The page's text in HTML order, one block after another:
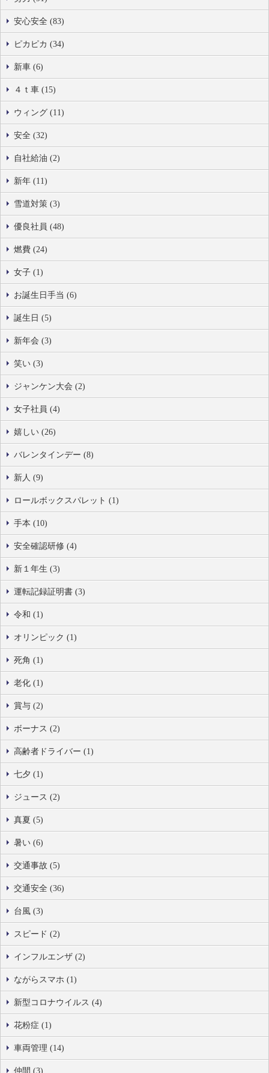
安心安全 (83)
ピカピカ (34)
新車 (6)
４ｔ車 (15)
ウィング (11)
安全 (32)
自社給油 (2)
新年 (11)
雪道対策 (3)
優良社員 (48)
燃費 (24)
女子 (1)
お誕生日手当 (6)
誕生日 (5)
新年会 (3)
笑い (3)
ジャンケン大会 (2)
女子社員 (4)
嬉しい (26)
バレンタインデー (8)
新人 (9)
ロールボックスパレット (1)
手本 (10)
安全確認研修 (4)
新１年生 (3)
運転記録証明書 (3)
令和 (1)
オリンピック (1)
死角 (1)
老化 (1)
賞与 (2)
ボーナス (2)
高齢者ドライバー (1)
七夕 (1)
ジュース (2)
真夏 (5)
暑い (6)
交通事故 (5)
交通安全 (36)
台風 (3)
スピード (2)
インフルエンザ (2)
ながらスマホ (1)
新型コロナウイルス (4)
花粉症 (1)
車両管理 (14)
仲間 (3)